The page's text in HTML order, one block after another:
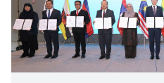
Tin tổng hợp
Tin địa phương
Sở hữu trí tuệ
Tiêu chuẩn, đo lường, chất
Infographic
Ảnh
Voice